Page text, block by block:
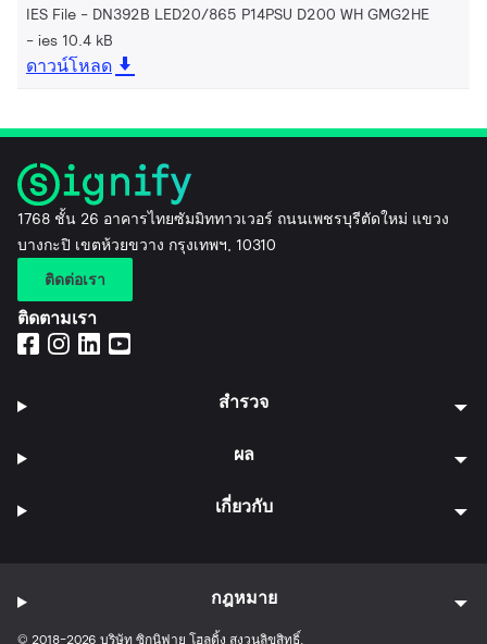
IES File - DN392B LED20/865 P14PSU D200 WH GMG2HE
ies 10.4 kB
ดาวน์โหลด
1768 ชั้น 26 อาคารไทยซัมมิททาวเวอร์ ถนนเพชรบุรีตัดใหม่ แขวง
บางกะปิ เขตห้วยขวาง กรุงเทพฯ, 10310
ติดต่อเรา
ติดตามเรา
สำรวจ
ผล
เกี่ยวกับ
© 2018-2026 บริษัท ซิกนิฟาย โฮลดิ้ง สงวนลิขสิทธิ์.
กฎหมาย